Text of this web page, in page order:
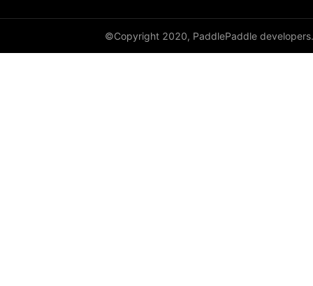
©Copyright 2020, PaddlePaddle developers.